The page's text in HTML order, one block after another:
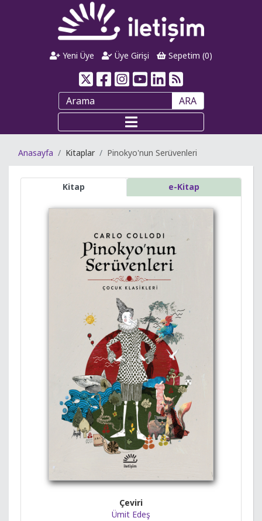
Yeni Üye Üye Girişi Sepetim (0)
ARA
Anasayfa Kitaplar Pinokyo'nun Serüvenleri
Kitap e-Kitap
Çeviri
Ümit Edeş